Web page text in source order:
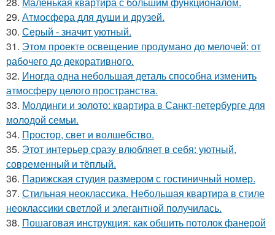
29. Атмосфера для души и друзей.
30. Серый - значит уютный.
31. Этом проекте освещение продумано до мелочей: от
рабочего до декоративного.
32. Иногда одна небольшая деталь способна изменить
атмосферу целого пространства.
33. Молдинги и золото: квартира в Санкт-петербурге для
молодой семьи.
34. Простор, свет и волшебство.
35. Этот интерьер сразу влюбляет в себя: уютный,
современный и тёплый.
36. Парижская студия размером с гостиничный номер.
37. Стильная неоклассика. Небольшая квартира в стиле
неоклассики светлой и элегантной получилась.
38. Пошаговая инструкция: как обшить потолок фанерой